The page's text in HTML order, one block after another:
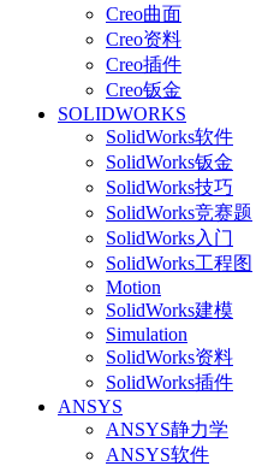
Creo曲面
Creo资料
Creo插件
Creo钣金
SOLIDWORKS
SolidWorks软件
SolidWorks钣金
SolidWorks技巧
SolidWorks竞赛题
SolidWorks入门
SolidWorks工程图
Motion
SolidWorks建模
Simulation
SolidWorks资料
SolidWorks插件
ANSYS
ANSYS静力学
ANSYS软件